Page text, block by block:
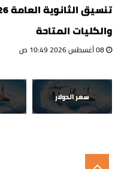
والكليات المتاحة
سعر الدولار